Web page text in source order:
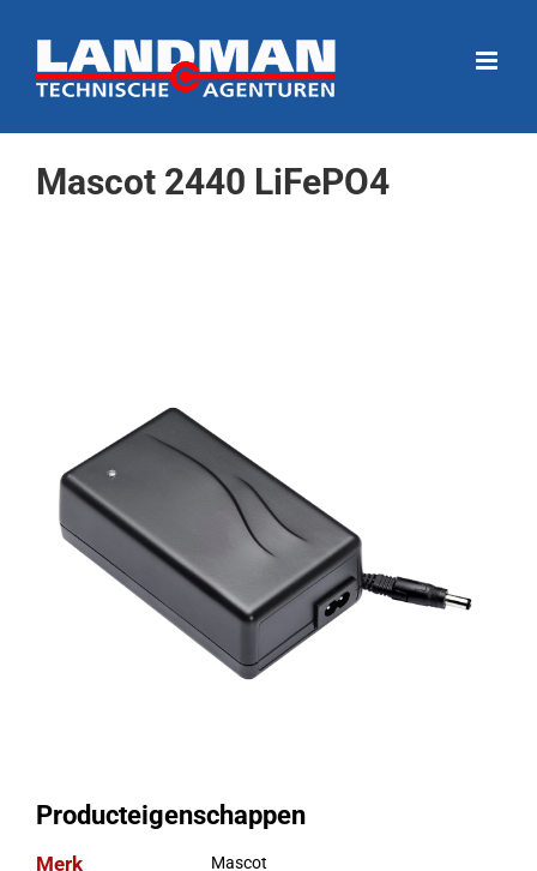
naar
inhoud
Mascot 2440 LiFePO4
Producteigenschappen
Merk Mascot